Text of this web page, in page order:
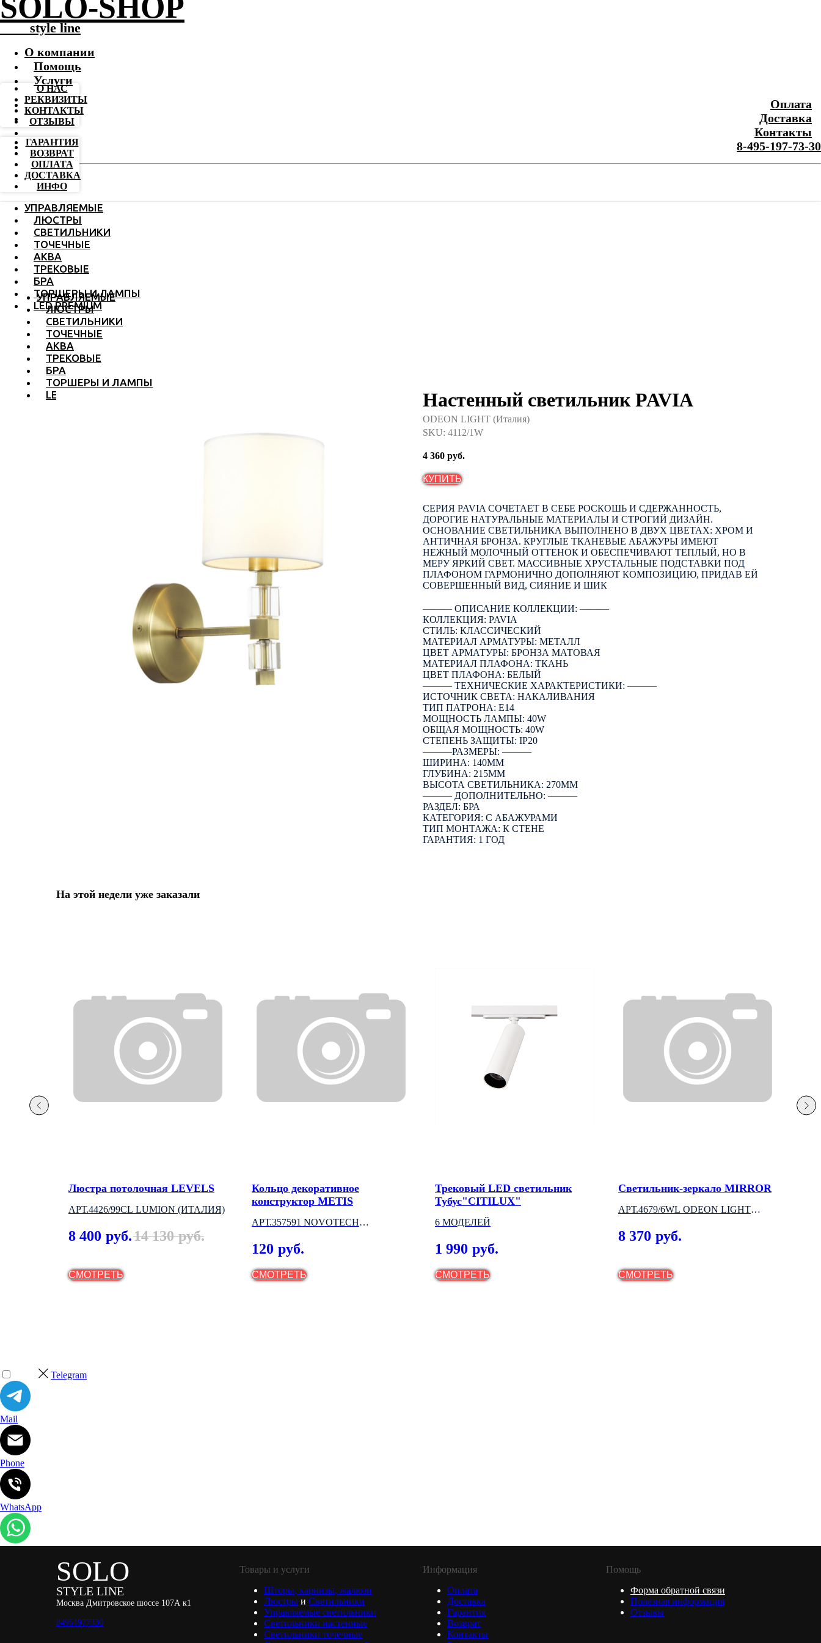
SOLO-SHOP
-------style line
О компании
Помощь
Услуги
Оплата
Доставка
Контакты
8-495-197-73-30
О НАС
РЕКВИЗИТЫ
КОНТАКТЫ
ОТЗЫВЫ
ГАРАНТИЯ
ВОЗВРАТ
ОПЛАТА
ДОСТАВКА
ИНФО
УПРАВЛЯЕМЫЕ
ЛЮСТРЫ
СВЕТИЛЬНИКИ
ТОЧЕЧНЫЕ
АКВА
ТРЕКОВЫЕ
БРА
ТОРШЕРЫ И ЛАМПЫ
LED PREMIUM
УПРАВЛЯЕМЫЕ
ЛЮСТРЫ
СВЕТИЛЬНИКИ
ТОЧЕЧНЫЕ
АКВА
ТРЕКОВЫЕ
БРА
ТОРШЕРЫ И ЛАМПЫ
LED PREMIUM
Настенный светильник PAVIA
ODEON LIGHT (Италия)
SKU: 4112/1W
4 360 руб.
КУПИТЬ
СЕРИЯ PAVIA СОЧЕТАЕТ В СЕБЕ РОСКОШЬ И СДЕРЖАННОСТЬ,
ДОРОГИЕ НАТУРАЛЬНЫЕ МАТЕРИАЛЫ И СТРОГИЙ ДИЗАЙН.
ОСНОВАНИЕ СВЕТИЛЬНИКА ВЫПОЛНЕНО В ДВУХ ЦВЕТАХ: ХРОМ И
АНТИЧНАЯ БРОНЗА. КРУГЛЫЕ ТКАНЕВЫЕ АБАЖУРЫ ИМЕЮТ
НЕЖНЫЙ МОЛОЧНЫЙ ОТТЕНОК И ОБЕСПЕЧИВАЮТ ТЕПЛЫЙ, НО В
МЕРУ ЯРКИЙ СВЕТ. МАССИВНЫЕ ХРУСТАЛЬНЫЕ ПОДСТАВКИ ПОД
ПЛАФОНОМ ГАРМОНИЧНО ДОПОЛНЯЮТ КОМПОЗИЦИЮ, ПРИДАВ ЕЙ
СОВЕРШЕННЫЙ ВИД, СИЯНИЕ И ШИК
――― ОПИСАНИЕ КОЛЛЕКЦИИ: ―――
КОЛЛЕКЦИЯ: PAVIA
СТИЛЬ: КЛАССИЧЕСКИЙ
МАТЕРИАЛ АРМАТУРЫ: МЕТАЛЛ
ЦВЕТ АРМАТУРЫ: БРОНЗА МАТОВАЯ
МАТЕРИАЛ ПЛАФОНА: ТКАНЬ
ЦВЕТ ПЛАФОНА: БЕЛЫЙ
――― ТЕХНИЧЕСКИЕ ХАРАКТЕРИСТИКИ: ―――
ИСТОЧНИК СВЕТА: НАКАЛИВАНИЯ
ТИП ПАТРОНА: E14
МОЩНОСТЬ ЛАМПЫ: 40W
ОБЩАЯ МОЩНОСТЬ: 40W
СТЕПЕНЬ ЗАЩИТЫ: IP20
―――РАЗМЕРЫ: ―――
ШИРИНА: 140ММ
ГЛУБИНА: 215ММ
ВЫСОТА СВЕТИЛЬНИКА: 270ММ
――― ДОПОЛНИТЕЛЬНО: ―――
РАЗДЕЛ: БРА
КАТЕГОРИЯ: С АБАЖУРАМИ
ТИП МОНТАЖА: К СТЕНЕ
ГАРАНТИЯ: 1 ГОД
На этой недели уже заказали
Люстра потолочная LEVELS
АРТ.4426/99CL LUMION (ИТАЛИЯ)
8 400 руб.14 130 руб.
СМОТРЕТЬ
Кольцо декоративное
конструктор METIS
АРТ.357591 NOVOTECH
(ВЕНГРИЯ)
120 руб.
СМОТРЕТЬ
Трековый LED светильник
Тубус"CITILUX"
6 МОДЕЛЕЙ
1 990 руб.
СМОТРЕТЬ
Светильник-зеркало MIRROR
АРТ.4679/6WL ODEON LIGHT
(ИТАЛИЯ)
8 370 руб.
СМОТРЕТЬ
Telegram
Mail
Phone
WhatsApp
SOLO
STYLE LINE
Москва Дмитровское шоссе 107А к1
84951977330
Товары и услуги
Шторы, карнизы, жалюзи
Люстры и Светильники
Управляемые светильники
Светильники настенные
Светильники точечные
Информация
Оплата
Доставка
Гарантия
Возврат
Контакты
Помощь
Форма обратной связи
Полезная информация
Отзывы